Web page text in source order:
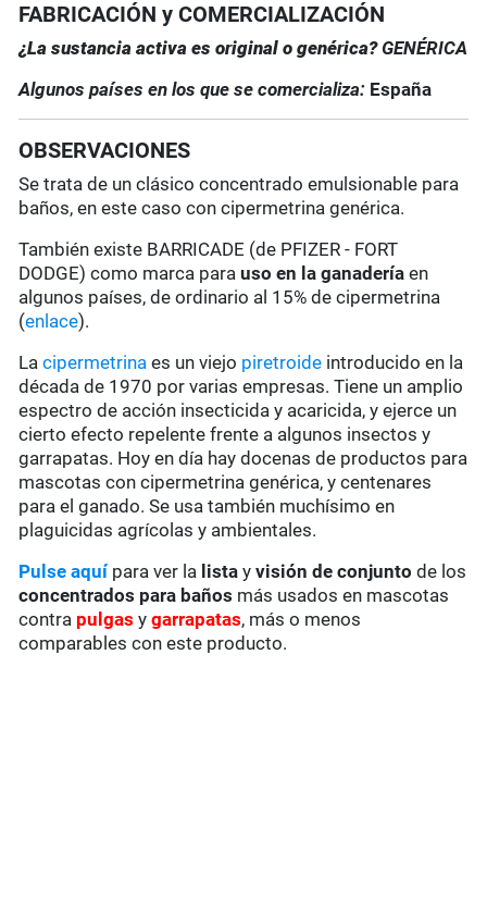
FABRICACIÓN y COMERCIALIZACIÓN
¿La sustancia activa es original o genérica?GENÉRICA
Algunos países en los que se comercializa: España
OBSERVACIONES
Se trata de un clásico concentrado emulsionable para
baños, en este caso con cipermetrina genérica.
También existe BARRICADE (de PFIZER - FORT
DODGE) como marca parauso en la ganadería en
algunos países, de ordinario al 15% de cipermetrina
(enlace).
Lacipermetrina es un viejo piretroide introducido en la
década de 1970 por varias empresas. Tiene un amplio
espectro de acción insecticida y acaricida, y ejerce un
cierto efecto repelente frente a algunos insectos y
garrapatas. Hoy en día hay docenas de productos para
mascotas con cipermetrina genérica, y centenares
para el ganado. Se usa también muchísimo en
plaguicidas agrícolas y ambientales.
Pulse aquípara ver la lista yvisión de conjunto de los
concentrados para baños más usados en mascotas
contra pulgas ygarrapatas, más o menos
comparables con este producto.